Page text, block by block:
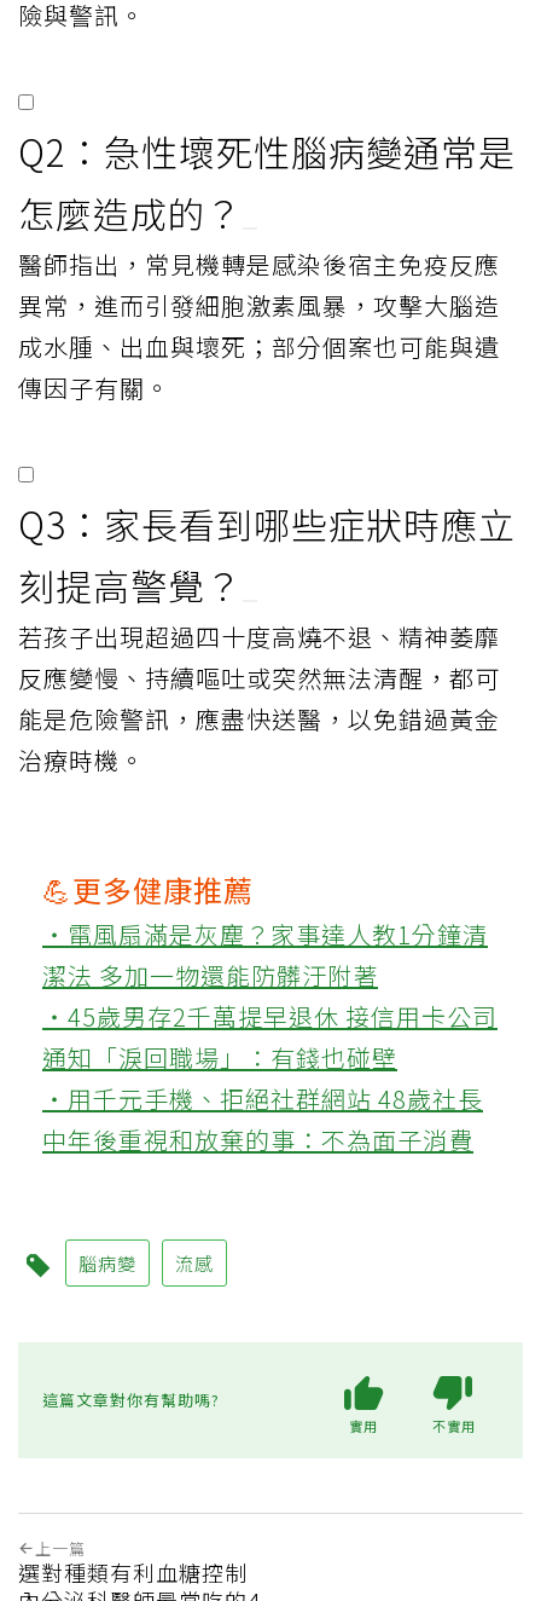
險與警訊。
Q2：急性壞死性腦病變通常是
怎麼造成的？
醫師指出，常見機轉是感染後宿主免疫反應
異常，進而引發細胞激素風暴，攻擊大腦造
成水腫、出血與壞死；部分個案也可能與遺
傳因子有關。
Q3：家長看到哪些症狀時應立
刻提高警覺？
若孩子出現超過四十度高燒不退、精神萎靡
反應變慢、持續嘔吐或突然無法清醒，都可
能是危險警訊，應盡快送醫，以免錯過黃金
治療時機。
💪更多健康推薦
‧電風扇滿是灰塵？家事達人教1分鐘清
潔法 多加一物還能防髒汙附著
‧45歲男存2千萬提早退休 接信用卡公司
通知「淚回職場」：有錢也碰壁
‧用千元手機、拒絕社群網站 48歲社長
中年後重視和放棄的事：不為面子消費
腦病變 流感
這篇文章對你有幫助嗎?
實用 不實用
上一篇
選對種類有利血糖控制